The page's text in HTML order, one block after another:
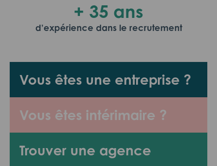
Vous êtes une entreprise ?
Vous êtes intérimaire ?
Trouver une agence
+ 35 ans
d’expérience dans le recrutement